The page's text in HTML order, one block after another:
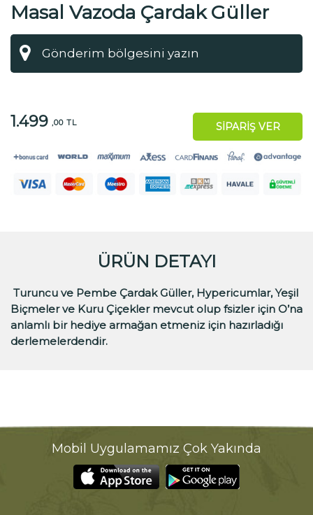
Masal Vazoda Çardak Güller
1.499 ,00 TL SİPARİŞ VER
ÜRÜN DETAYI
Turuncu ve Pembe Çardak Güller, Hypericumlar, Yeşil
Biçmeler ve Kuru Çiçekler mevcut olup fsizler için O’na
anlamlı bir hediye armağan etmeniz için hazırladığı
derlemelerdendir.
Mobil Uygulamamız Çok Yakında